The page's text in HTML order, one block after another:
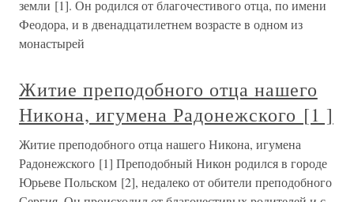
земли [1]. Он родился от благочестивого отца, по имени
Феодора, и в двенадцатилетнем возрасте в одном из
монастырей
Житие преподобного отца нашего
Никона, игумена Радонежского [1 ]
Житие преподобного отца нашего Никона, игумена
Радонежского [1] Преподобный Никон родился в городе
Юрьеве Польском [2], недалеко от обители преподобного